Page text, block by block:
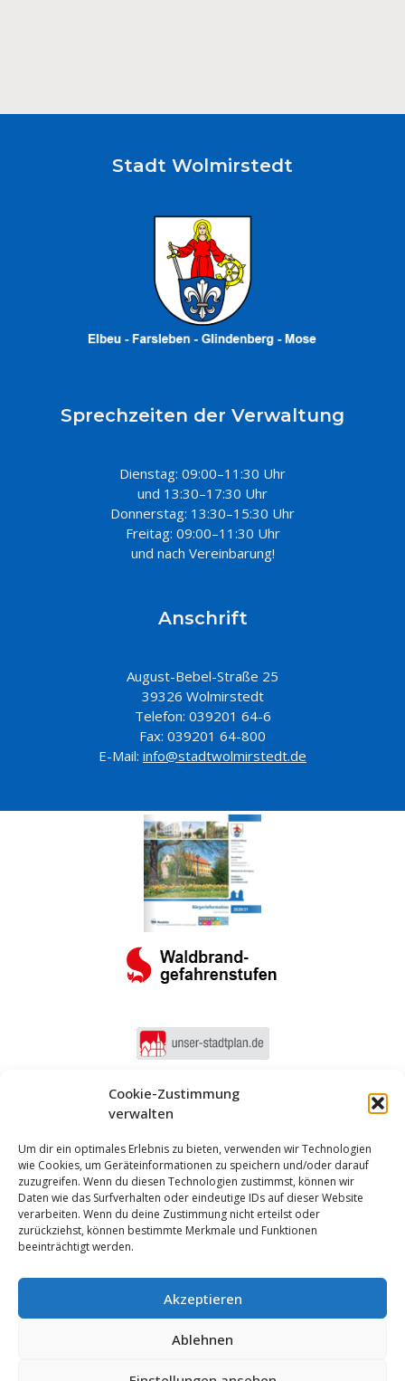
Cookie-Zustimmung
verwalten
Um dir ein optimales Erlebnis zu bieten, verwenden wir Technologien
wie Cookies, um Geräteinformationen zu speichern und/oder darauf
zuzugreifen. Wenn du diesen Technologien zustimmst, können wir
Daten wie das Surfverhalten oder eindeutige IDs auf dieser Website
verarbeiten. Wenn du deine Zustimmung nicht erteilst oder
zurückziehst, können bestimmte Merkmale und Funktionen
beeinträchtigt werden.
Akzeptieren
Ablehnen
Stadt Wolmirstedt
Sprechzeiten der Verwaltung
Dienstag: 09:00–11:30 Uhr
und 13:30–17:30 Uhr
Donnerstag: 13:30–15:30 Uhr
Freitag: 09:00–11:30 Uhr
und nach Vereinbarung!
Anschrift
August-Bebel-Straße 25
39326 Wolmirstedt
Telefon: 039201 64-6
Fax: 039201 64-800
E-Mail: info@stadtwolmirstedt.de
Anmelden